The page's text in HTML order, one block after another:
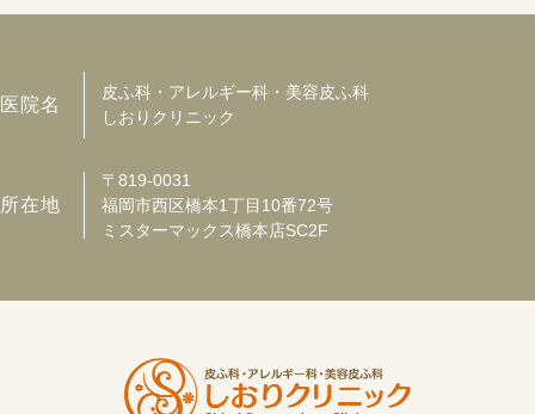
医院名
皮ふ科・アレルギー科・美容皮ふ科
しおりクリニック
所在地
〒819-0031
福岡市西区橋本1丁目10番72号
ミスターマックス橋本店SC2F